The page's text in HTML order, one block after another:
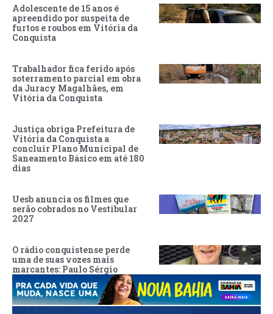
Adolescente de 15 anos é
apreendido por suspeita de
furtos e roubos em Vitória da
Conquista
Trabalhador fica ferido após
soterramento parcial em obra
da Juracy Magalhães, em
Vitória da Conquista
Justiça obriga Prefeitura de
Vitória da Conquista a
concluir Plano Municipal de
Saneamento Básico em até 180
dias
Uesb anuncia os filmes que
serão cobrados no Vestibular
2027
O rádio conquistense perde
uma de suas vozes mais
marcantes: Paulo Sérgio